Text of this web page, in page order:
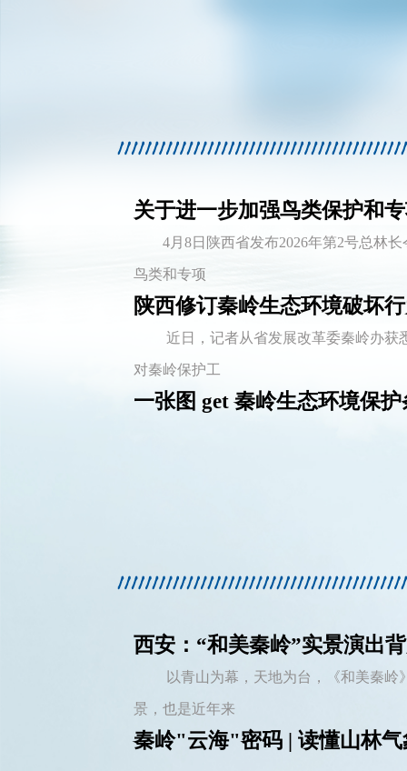
关于进一步加强鸟类保护和
4月8日陕西省发布2026年第2号总林
鸟类和专项
陕西修订秦岭生态环境破坏
近日，记者从省发展改革委秦岭办获
对秦岭保护工
一张图 get 秦岭生态环境保护
西安：“和美秦岭”实景演出
以青山为幕，天地为台，《和美秦
景，也是近年来
秦岭"云海"密码 | 读懂山林气